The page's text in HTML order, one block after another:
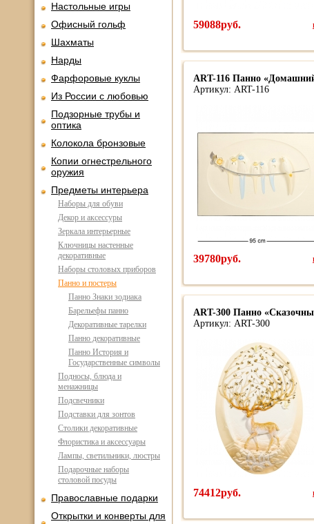
Настольные игры
Офисный гольф
Шахматы
Нарды
Фарфоровые куклы
Из России с любовью
Подзорные трубы и
оптика
Колокола бронзовые
Копии огнестрельного
оружия
Предметы интерьера
Наборы для обуви
Декор и аксессуры
Зеркала интерьерные
Ключницы настенные
декоративные
Наборы столовых приборов
Панно и постеры
Панно Знаки зодиака
Барельефы панно
Декоративные тарелки
Панно декоративные
Панно История и
Государственные символы
Подносы, блюда и
менажницы
Подсвечники
Подставки для зонтов
Столики декоративные
Флористика и аксессуары
Лампы, светильники, люстры
Подарочные наборы
столовой посуды
Православные подарки
Открытки и конверты для
59088руб.
ART-116 Панно
Артикул: ART-116
39780руб.
ART-300 Панно
Артикул: ART-300
74412руб.